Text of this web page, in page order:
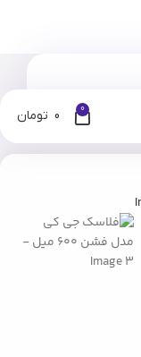
0
0 تومان